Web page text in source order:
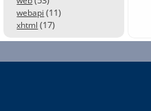
webapi (11)
xhtml (17)